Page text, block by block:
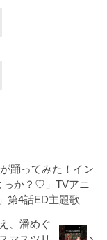
踊ってみた！イン
っか？♡」TVアニ
第4話ED主題歌
、潘めぐ